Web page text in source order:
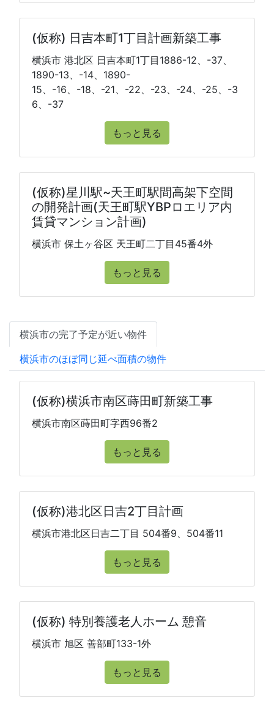
(仮称) 日吉本町1丁目計画新築工事
横浜市 港北区 日吉本町1丁目1886-12、-37、
1890-13、-14、1890-
15、-16、-18、-21、-22、-23、-24、-25、-3
6、-37
もっと見る
(仮称)星川駅~天王町駅間高架下空間
の開発計画(天王町駅YBPロエリア内
賃貸マンション計画)
横浜市 保土ヶ谷区 天王町二丁目45番4外
もっと見る
横浜市の完了予定が近い物件
横浜市のほぼ同じ延べ面積の物件
(仮称)横浜市南区蒔田町新築工事
横浜市南区蒔田町字西96番2
もっと見る
(仮称)港北区日吉2丁目計画
横浜市港北区日吉二丁目 504番9、504番11
もっと見る
(仮称) 特別養護老人ホーム 憩音
横浜市 旭区 善部町133-1外
もっと見る